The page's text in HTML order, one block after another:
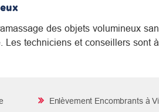
des objets volumineux
techniciens et conseillers sont
Enlèvement Encombrants à